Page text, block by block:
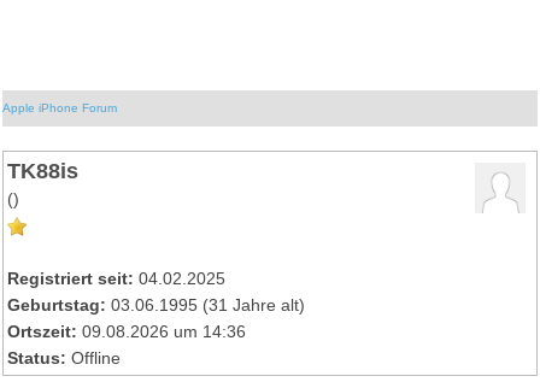
Apple iPhone Forum
TK88is
()
Registriert seit: 04.02.2025
Geburtstag: 03.06.1995 (31 Jahre alt)
Ortszeit: 09.08.2026 um 14:36
Status: Offline